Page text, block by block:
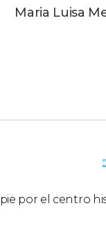
Maria Luisa
por el centro